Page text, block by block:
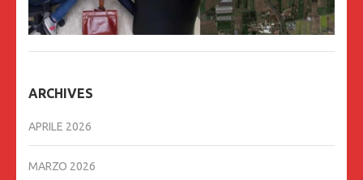
ARCHIVES
APRILE 2026
MARZO 2026